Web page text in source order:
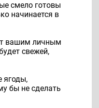
смело готовы
начинается в
вашим личным
свежей,
ягоды,
бы не сделать